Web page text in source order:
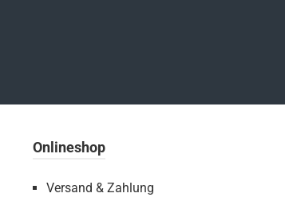
Onlineshop
Versand & Zahlung